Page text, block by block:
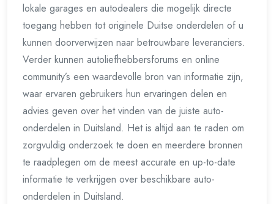
lokale garages en autodealers die mogelijk directe
toegang hebben tot originele Duitse onderdelen of u
kunnen doorverwijzen naar betrouwbare leveranciers.
Verder kunnen autoliefhebbersforums en online
community’s een waardevolle bron van informatie zijn,
waar ervaren gebruikers hun ervaringen delen en
advies geven over het vinden van de juiste auto-
onderdelen in Duitsland. Het is altijd aan te raden om
zorgvuldig onderzoek te doen en meerdere bronnen
te raadplegen om de meest accurate en up-to-date
informatie te verkrijgen over beschikbare auto-
onderdelen in Duitsland.